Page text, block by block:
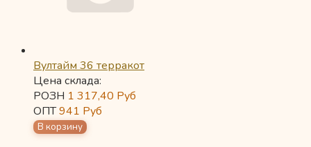
Вултайм 36 терракот
Цена склада:
РОЗН 1 317,40 Руб
ОПТ941 Руб